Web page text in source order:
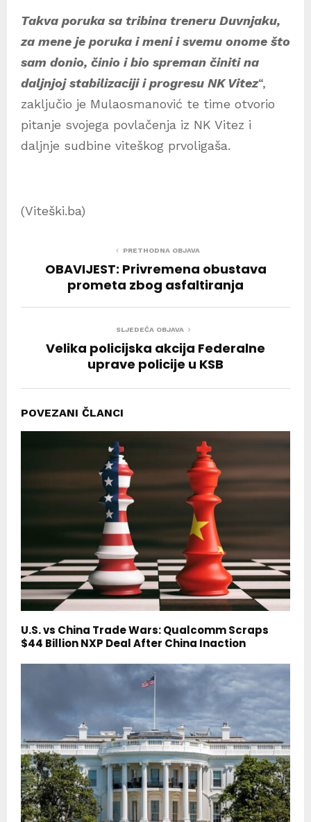
Takva poruka sa tribina treneru Duvnjaku,
za mene je poruka i meni i svemu onome što
sam donio, činio i bio spreman činiti na
daljnjoj stabilizaciji i progresu NK Vitez“,
zaključio je Mulaosmanović te time otvorio
pitanje svojega povlačenja iz NK Vitez i
daljnje sudbine viteškog prvoligaša.
(Viteški.ba)
PRETHODNA OBJAVA
OBAVIJEST: Privremena obustava
prometa zbog asfaltiranja
SLJEDEĆA OBJAVA
Velika policijska akcija Federalne
uprave policije u KSB
POVEZANI ČLANCI
U.S. vs China Trade Wars: Qualcomm Scraps
$44 Billion NXP Deal After China Inaction